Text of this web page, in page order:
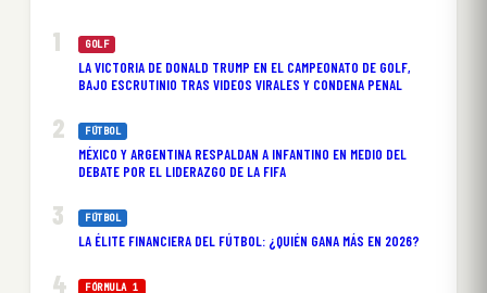
GOLF
LA VICTORIA DE DONALD TRUMP EN EL CAMPEONATO DE GOLF,
BAJO ESCRUTINIO TRAS VIDEOS VIRALES Y CONDENA PENAL
FÚTBOL
MÉXICO Y ARGENTINA RESPALDAN A INFANTINO EN MEDIO DEL
DEBATE POR EL LIDERAZGO DE LA FIFA
FÚTBOL
LA ÉLITE FINANCIERA DEL FÚTBOL: ¿QUIÉN GANA MÁS EN 2026?
FÓRMULA 1